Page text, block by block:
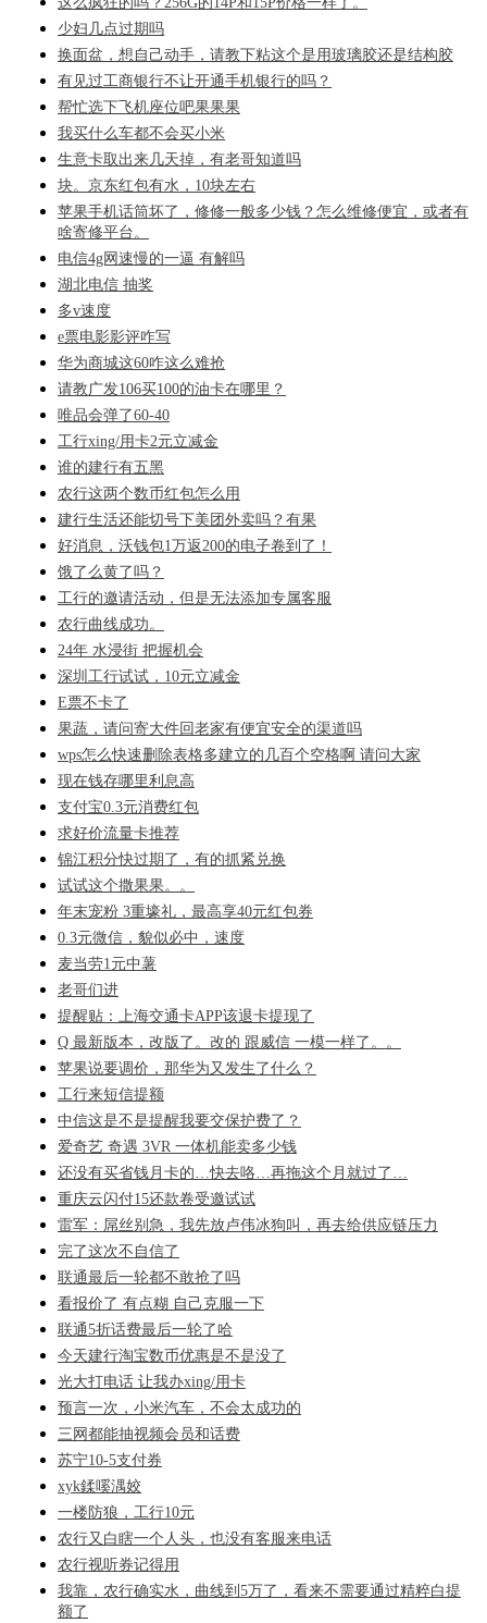
少妇几点过期吗
换面盆，想自己动手，请教下粘这个是用玻璃胶还是结构胶
有见过工商银行不让开通手机银行的吗？
帮忙选下飞机座位吧果果果
我买什么车都不会买小米
生意卡取出来几天掉，有老哥知道吗
块。京东红包有水，10块左右
苹果手机话筒坏了，修修一般多少钱？怎么维修便宜，或者有
啥寄修平台。
电信4g网速慢的一逼 有解吗
湖北电信 抽奖
多v速度
e票电影影评咋写
华为商城这60咋这么难抢
请教广发106买100的油卡在哪里？
唯品会弹了60-40
工行xing/用卡2元立减金
谁的建行有五黑
农行这两个数币红包怎么用
建行生活还能切号下美团外卖吗？有果
好消息，沃钱包1万返200的电子卷到了！
饿了么黄了吗？
工行的邀请活动，但是无法添加专属客服
农行曲线成功。
24年 水浸街 把握机会
深圳工行试试，10元立减金
E票不卡了
果蔬，请问寄大件回老家有便宜安全的渠道吗
wps怎么快速删除表格多建立的几百个空格啊 请问大家
现在钱存哪里利息高
支付宝0.3元消费红包
求好价流量卡推荐
锦江积分快过期了，有的抓紧兑换
试试这个撒果果。。
年末宠粉 3重壕礼，最高享40元红包券
0.3元微信，貌似必中，速度
麦当劳1元中薯
老哥们进
提醒贴：上海交通卡APP该退卡提现了
Q 最新版本，改版了。改的 跟威信 一模一样了。。
苹果说要调价，那华为又发生了什么？
工行来短信提额
中信这是不是提醒我要交保护费了？
爱奇艺 奇遇 3VR 一体机能卖多少钱
还没有买省钱月卡的…快去咯…再拖这个月就过了…
重庆云闪付15还款卷受邀试试
雷军：屌丝别急，我先放卢伟冰狗叫，再去给供应链压力
完了这次不自信了
联通最后一轮都不敢抢了吗
看报价了 有点糊 自己克服一下
联通5折话费最后一轮了哈
今天建行淘宝数币优惠是不是没了
光大打电话 让我办xing/用卡
预言一次，小米汽车，不会太成功的
三网都能抽视频会员和话费
苏宁10-5支付券
xyk鍒嗘湡姣
一楼防狼，工行10元
农行又白瞎一个人头，也没有客服来电话
农行视听券记得用
我靠，农行确实水，曲线到5万了，看来不需要通过精粹白提
额了